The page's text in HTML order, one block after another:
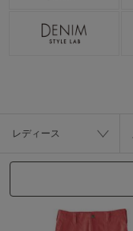
レディース